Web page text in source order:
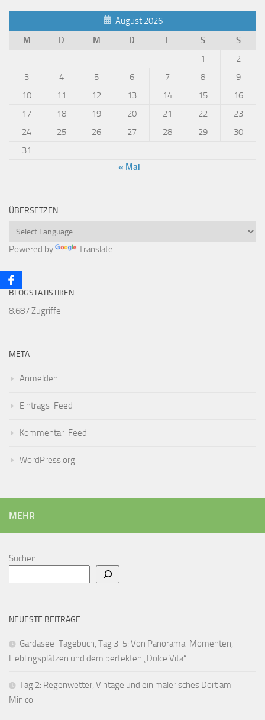
August 2026
M
D M D F S
S
1
2
3
4 5 6 7 8
9
10
11 12 13 14 15
16
17
18 19 20 21 22
23
24
25 26 27 28 29
30
31
« Mai
ÜBERSETZEN
Powered by Translate
BLOGSTATISTIKEN
8.687 Zugriffe
META
Anmelden
Eintrags-Feed
Kommentar-Feed
WordPress.org
MEHR
Suchen
NEUESTE BEITRÄGE
Gardasee-Tagebuch, Tag 3-5: Von Panorama-Momenten,
Lieblingsplätzen und dem perfekten „Dolce Vita“
Tag 2: Regenwetter, Vintage und ein malerisches Dort am
Minico